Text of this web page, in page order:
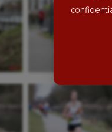
Flag football
Golf
Gymnastique
Gymnastique